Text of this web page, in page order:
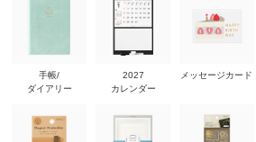
手帳/
ダイアリー
2027
カレンダー
メッセージカード